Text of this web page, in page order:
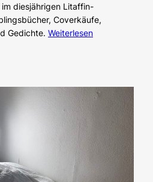
diesjährigen Litaffin-
Coverkäufe,
Gedichte. Weiterlesen